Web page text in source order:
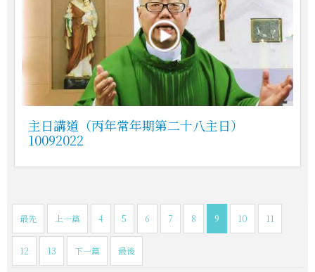
主日講道（丙年常年期第二十八主日）
10092022
最先 上一篇 4 5 6 7 8 9 10 11
12 13 下一篇 最後